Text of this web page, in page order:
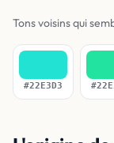
Tons voisins qui
#22E3D3